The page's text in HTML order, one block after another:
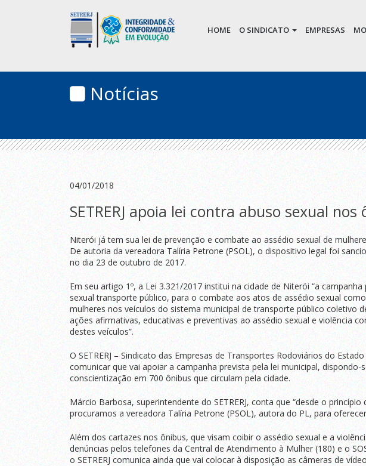
HOME O SINDICATO EMPRESAS
Notícias
04/01/2018
SETRERJ apoia lei contra abuso sexual
Niterói já tem sua lei de prevenção e combate ao assédio sexual de
De autoria da vereadora Talíria Petrone (PSOL), o dispositivo legal foi
no dia 23 de outubro de 2017.
Em seu artigo 1º, a Lei 3.321/2017 institui na cidade de Niterói “a
sexual transporte público, para o combate aos atos de assédio sexual
mulheres nos veículos do sistema municipal de transporte público coletivo
ações afirmativas, educativas e preventivas ao assédio sexual e violência
destes veículos”.
O SETRERJ – Sindicato das Empresas de Transportes Rodoviários do
comunicar que vai apoiar a campanha prevista pela lei municipal, dispondo-
conscientização em 700 ônibus que circulam pela cidade.
Márcio Barbosa, superintendente do SETRERJ, conta que “desde o
procuramos a vereadora Talíria Petrone (PSOL), autora do PL, para
Além dos cartazes nos ônibus, que visam coibir o assédio sexual e a
denúncias pelos telefones da Central de Atendimento à Mulher (180) e o
o SETRERJ comunica ainda que vai colocar à disposição as câmeras de